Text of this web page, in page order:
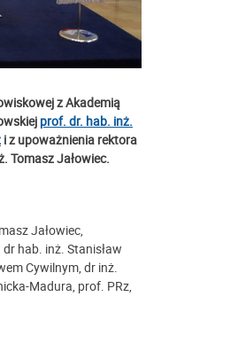
z Akademią
prof. dr. hab. inż.
i z upoważnienia rektora
Tomasz Jałowiec.
Jałowiec,
hab. inż. Stanisław
Cywilnym, dr inż.
Madura, prof. PRz,